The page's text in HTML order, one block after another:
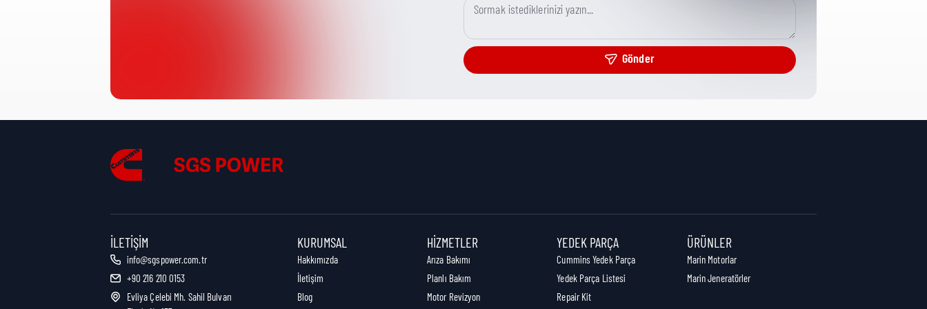
Misc Fuel System
Nakliye Yüksekliği:
Nakliye Uzunluğu:
Nakliye Ağırlığı:
Gönder
İLETIŞIM
info@sgspower.com.tr
+90 216 210 0153
Evliya Çelebi Mh. Sahil Bulvarı
KURUMSAL
Hakkımızda
İletişim
Blog
HIZMETLER
Arıza Bakımı
Planlı Bakım
Motor Revizyon
YEDEK PARÇA
Cummins Yedek Parça
Yedek Parça Listesi
Repair Kit
ÜRÜNLER
Marin Motorlar
Marin Jeneratörler